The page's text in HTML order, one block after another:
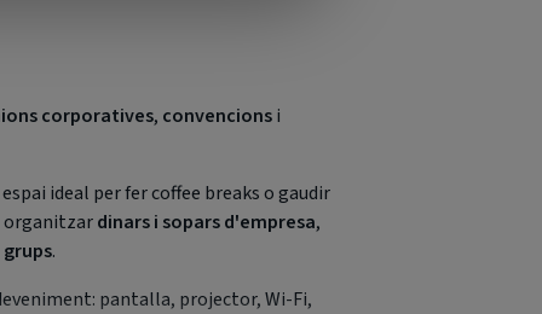
corporatives, convencionsi
ideal per fer coffee breaks o gaudir
dinars i sopars d'empresa,
.
pantalla, projector, Wi-Fi,